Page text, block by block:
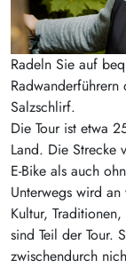
Radeln Sie auf
Salzschlirf.
Die Tour ist etwa
Land. Die Strecke
E-Bike als auch
Unterwegs wird
Kultur,
sind Teil der Tour.
zwischendurch